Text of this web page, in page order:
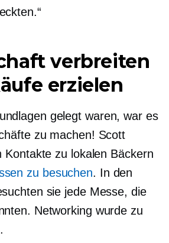
verbreiten
erzielen
gelegt waren, war es
zu machen! Scott
Kontakte zu lokalen Bäckern
zu besuchen. In den
sie jede Messe, die
Networking wurde zu